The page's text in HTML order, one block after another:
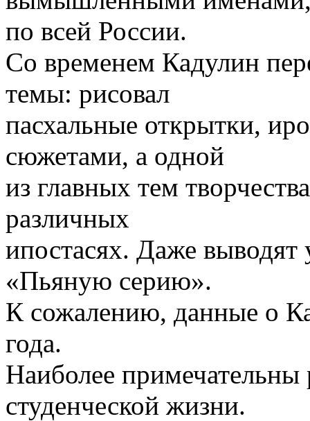
по всей России.
Со временем Кадулин
темы: рисовал
пасхальные открытки,
сюжетами, а одной
из главных тем
различных
ипостасях. Даже
«Пьяную серию».
К сожалению, данные о
года.
Наиболее
студенческой жизни.